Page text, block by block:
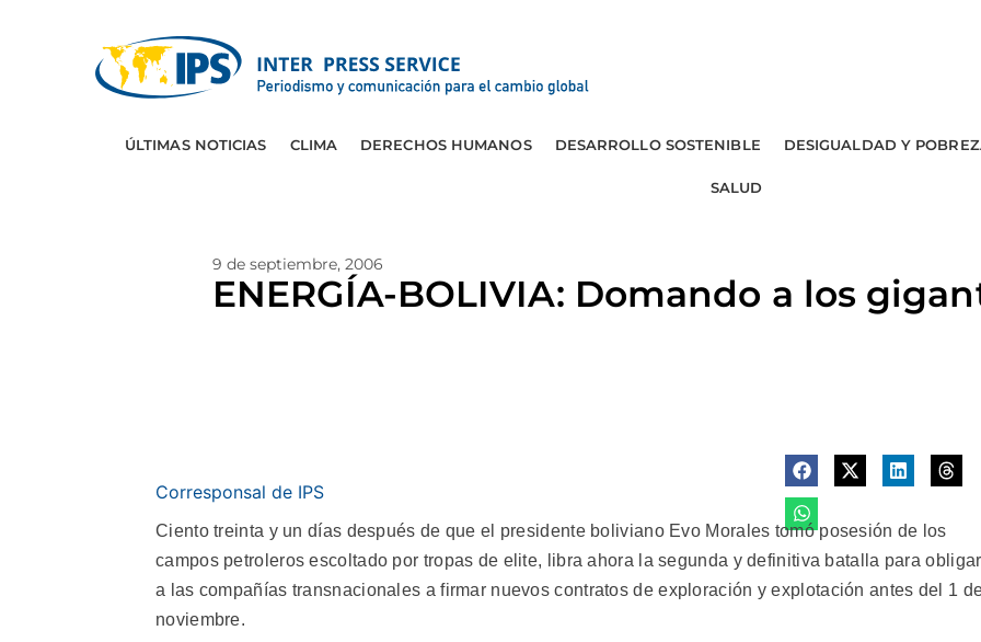
ÚLTIMAS NOTICIAS CLIMA DERECHOS HUMANOS DESARROLLO SOSTENIBLE DESIGUALDAD Y
SALUD
9 de septiembre, 2006
ENERGÍA-BOLIVIA: Domando a los
Corresponsal de IPS
Ciento treinta y un días después de que el presidente boliviano Evo Morales tomó posesión de los
campos petroleros escoltado por tropas de elite, libra ahora la segunda y definitiva batalla para obligar
a las compañías transnacionales a firmar nuevos contratos de exploración y explotación antes del 1
noviembre.